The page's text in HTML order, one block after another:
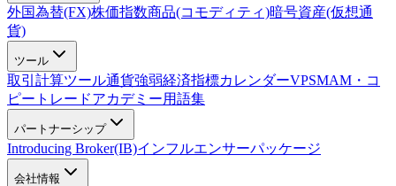
外国為替(FX)株価指数商品(コモディティ)暗号資産(仮想通
貨)
ツール
取引計算ツール通貨強弱経済指標カレンダーVPSMAM・コ
ピートレードアカデミー用語集
パートナーシップ
Introducing Broker(IB)インフルエンサーパッケージ
会社情報